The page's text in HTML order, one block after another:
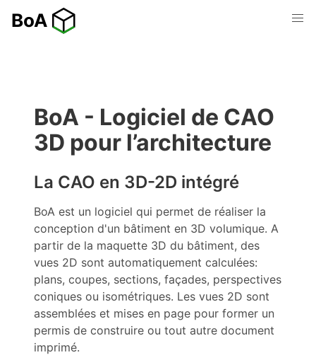
BoA - Logiciel de CAO
3D pour l’architecture
La CAO en 3D-2D intégré
BoA est un logiciel qui permet de réaliser la
conception d'un bâtiment en 3D volumique. A
partir de la maquette 3D du bâtiment, des
vues 2D sont automatiquement calculées:
plans, coupes, sections, façades, perspectives
coniques ou isométriques. Les vues 2D sont
assemblées et mises en page pour former un
permis de construire ou tout autre document
imprimé.